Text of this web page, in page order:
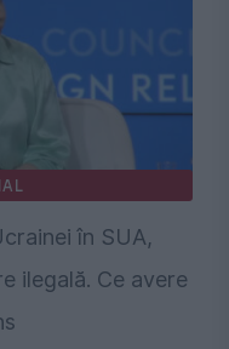
în SUA,
ilegală. Ce avere